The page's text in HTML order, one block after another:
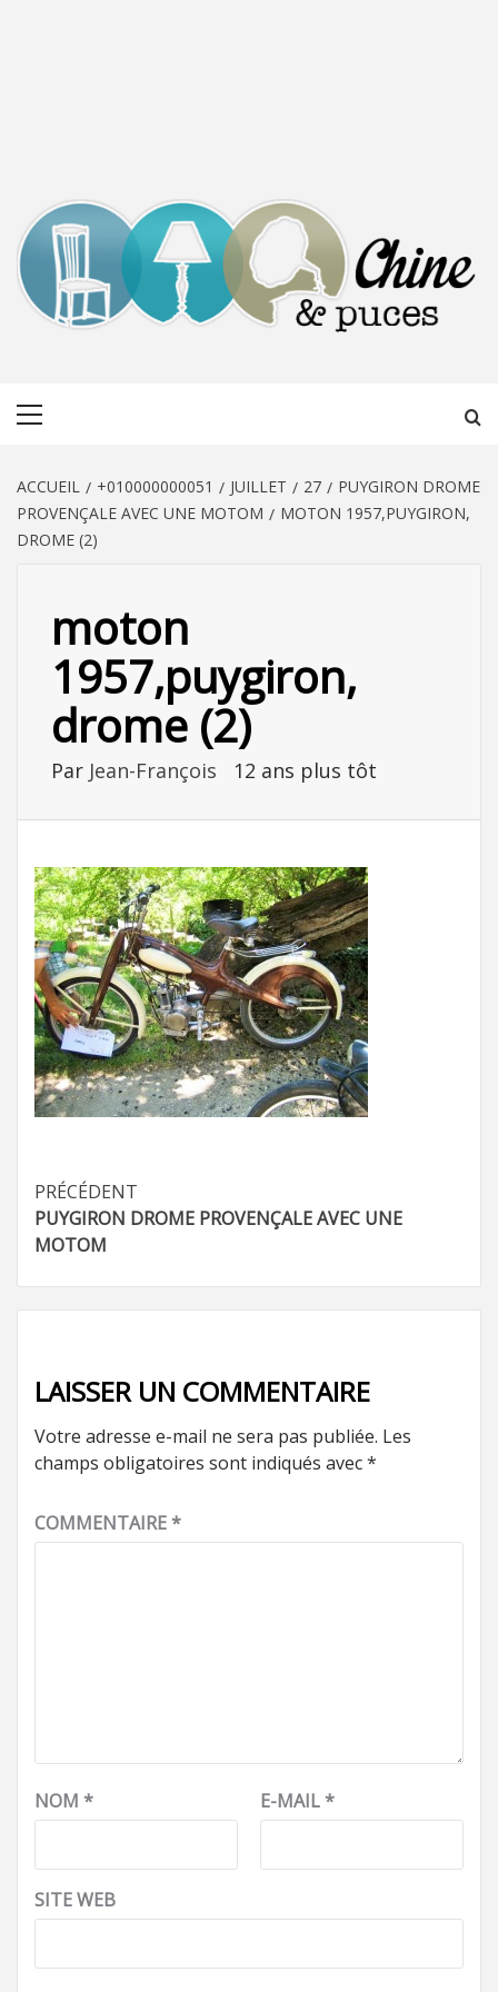
ACCUEIL +010000000051 JUILLET 27
PUYGIRON DROME
PROVENÇALE AVEC UNE MOTOM
MOTON 1957,PUYGIRON,
DROME (2)
moton
1957,puygiron,
drome (2)
Par Jean-François 12 ans plus tôt
Navigation
d’article
PRÉCÉDENT
PUYGIRON DROME PROVENÇALE AVEC UNE
MOTOM
LAISSER UN COMMENTAIRE
Votre adresse e-mail ne sera pas publiée. Les
champs obligatoires sont indiqués avec*
COMMENTAIRE*
NOM * E-MAIL*
SITE WEB